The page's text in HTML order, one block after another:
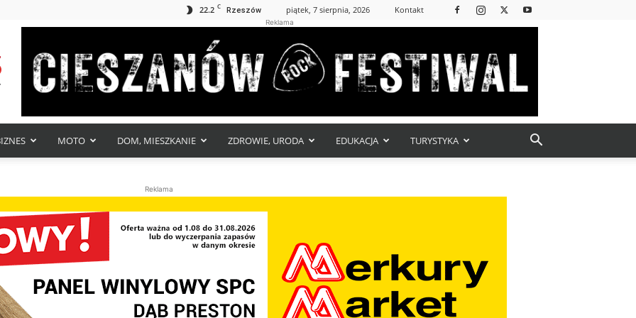
22.2 C Rzeszów piątek, 7 sierpnia, 2026 Kontakt
Reklama
MOTO DOM, MIESZKANIE ZDROWIE, URODA EDUKACJA TURYSTYKA
Reklama